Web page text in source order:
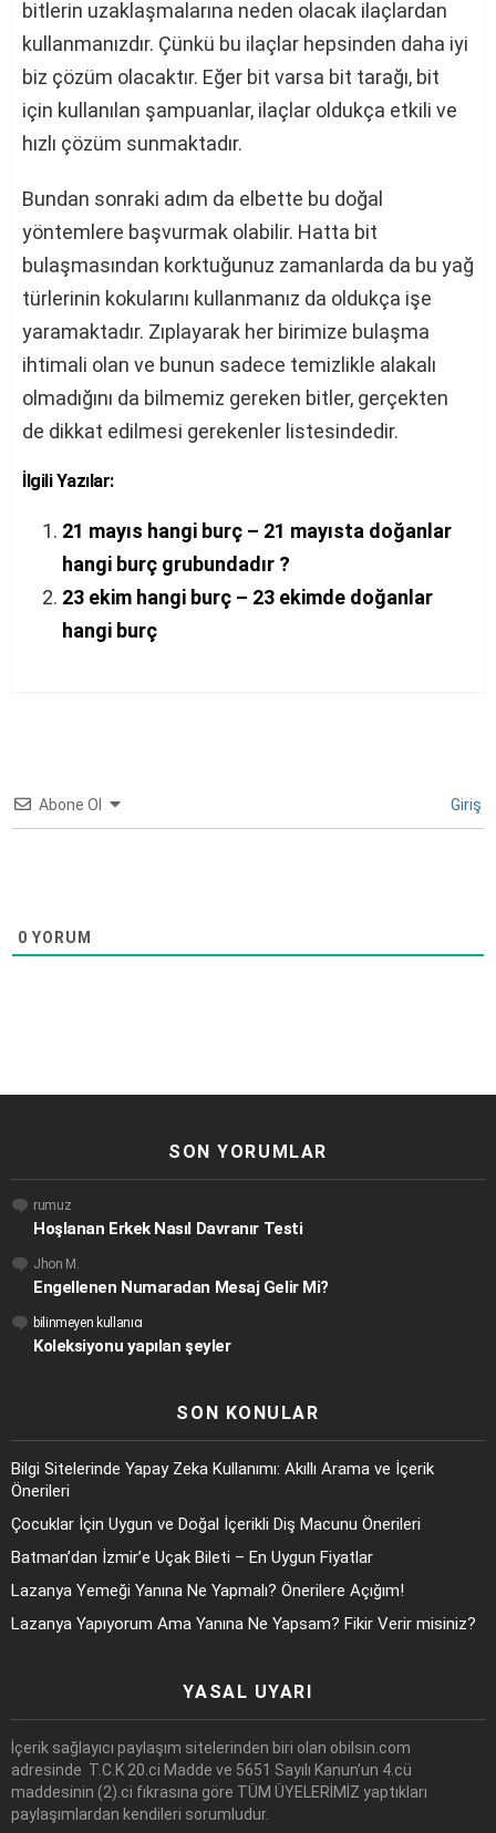
bitlerin uzaklaşmalarına neden olacak ilaçlardan
kullanmanızdır. Çünkü bu ilaçlar hepsinden daha iyi
biz çözüm olacaktır. Eğer bit varsa bit tarağı, bit
için kullanılan şampuanlar, ilaçlar oldukça etkili ve
hızlı çözüm sunmaktadır.
Bundan sonraki adım da elbette bu doğal
yöntemlere başvurmak olabilir. Hatta bit
bulaşmasından korktuğunuz zamanlarda da bu yağ
türlerinin kokularını kullanmanız da oldukça işe
yaramaktadır. Zıplayarak her birimize bulaşma
ihtimali olan ve bunun sadece temizlikle alakalı
olmadığını da bilmemiz gereken bitler, gerçekten
de dikkat edilmesi gerekenler listesindedir.
İlgili Yazılar:
21 mayıs hangi burç – 21 mayısta doğanlar
hangi burç grubundadır ?
23 ekim hangi burç – 23 ekimde doğanlar
hangi burç
Abone Ol Giriş
0 YORUM
SON YORUMLAR
rumuz
Hoşlanan Erkek Nasıl Davranır Testi
Jhon M.
Engellenen Numaradan Mesaj Gelir Mi?
bilinmeyen kullanıcı
Koleksiyonu yapılan şeyler
SON KONULAR
Bilgi Sitelerinde Yapay Zeka Kullanımı: Akıllı Arama ve İçerik
Önerileri
Çocuklar İçin Uygun ve Doğal İçerikli Diş Macunu Önerileri
Batman’dan İzmir’e Uçak Bileti – En Uygun Fiyatlar
Lazanya Yemeği Yanına Ne Yapmalı? Önerilere Açığım!
Lazanya Yapıyorum Ama Yanına Ne Yapsam? Fikir Verir misiniz?
YASAL UYARI
İçerik sağlayıcı paylaşım sitelerinden biri olan obilsin.com
adresinde T.C.K 20.ci Madde ve 5651 Sayılı Kanun’un 4.cü
maddesinin (2).ci fıkrasına göre TÜM ÜYELERİMİZ yaptıkları
paylaşımlardan kendileri sorumludur.